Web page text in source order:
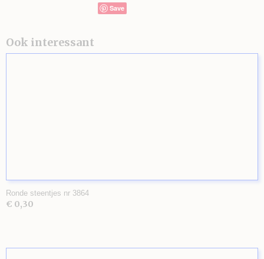
Save
Ook interessant
Ronde steentjes nr 3864
€ 0,30